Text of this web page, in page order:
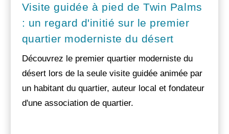
Visite guidée à pied de Twin Palms
: un regard d'initié sur le premier
quartier moderniste du désert
Découvrez le premier quartier moderniste du
désert lors de la seule visite guidée animée par
un habitant du quartier, auteur local et fondateur
d'une association de quartier.